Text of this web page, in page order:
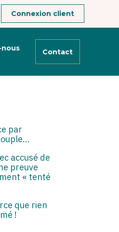
Connexion client
nous
Contact
par
accusé de
preuve
« tenté
que rien
!